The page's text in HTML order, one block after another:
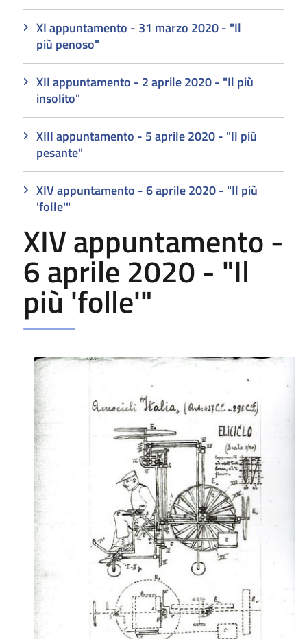
XI appuntamento - 31 marzo 2020 - "Il
più penoso"
XII appuntamento - 2 aprile 2020 - "Il più
insolito"
XIII appuntamento - 5 aprile 2020 - "Il più
pesante"
XIV appuntamento - 6 aprile 2020 - "Il più
'folle'"
XIV appuntamento -
6 aprile 2020 - "Il
più 'folle'"